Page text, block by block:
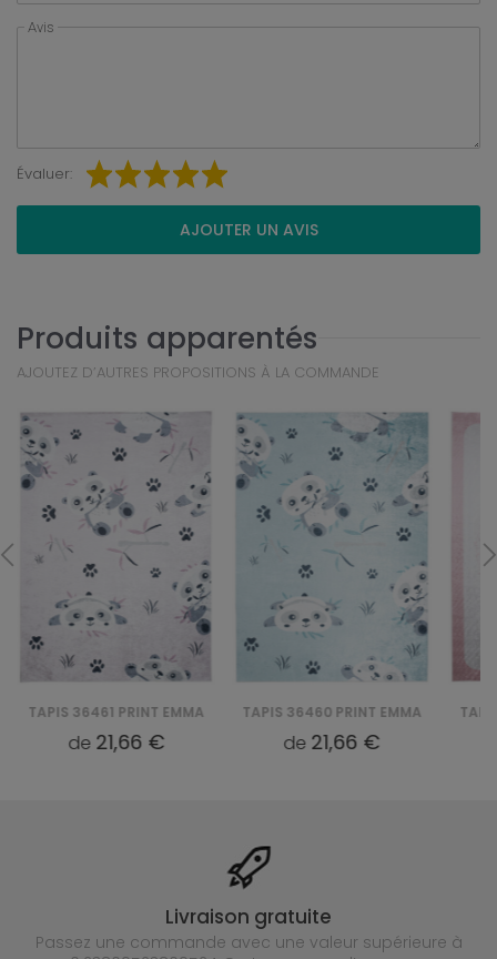
Avis
Évaluer:
AJOUTER UN AVIS
Produits apparentés
AJOUTEZ D’AUTRES PROPOSITIONS À LA COMMANDE
TAPIS 36461 PRINT EMMA
de 21,66 €
TAPIS 36460 PRINT EMMA
de 21,66 €
Livraison gratuite
Passez une commande avec une valeur supérieure à